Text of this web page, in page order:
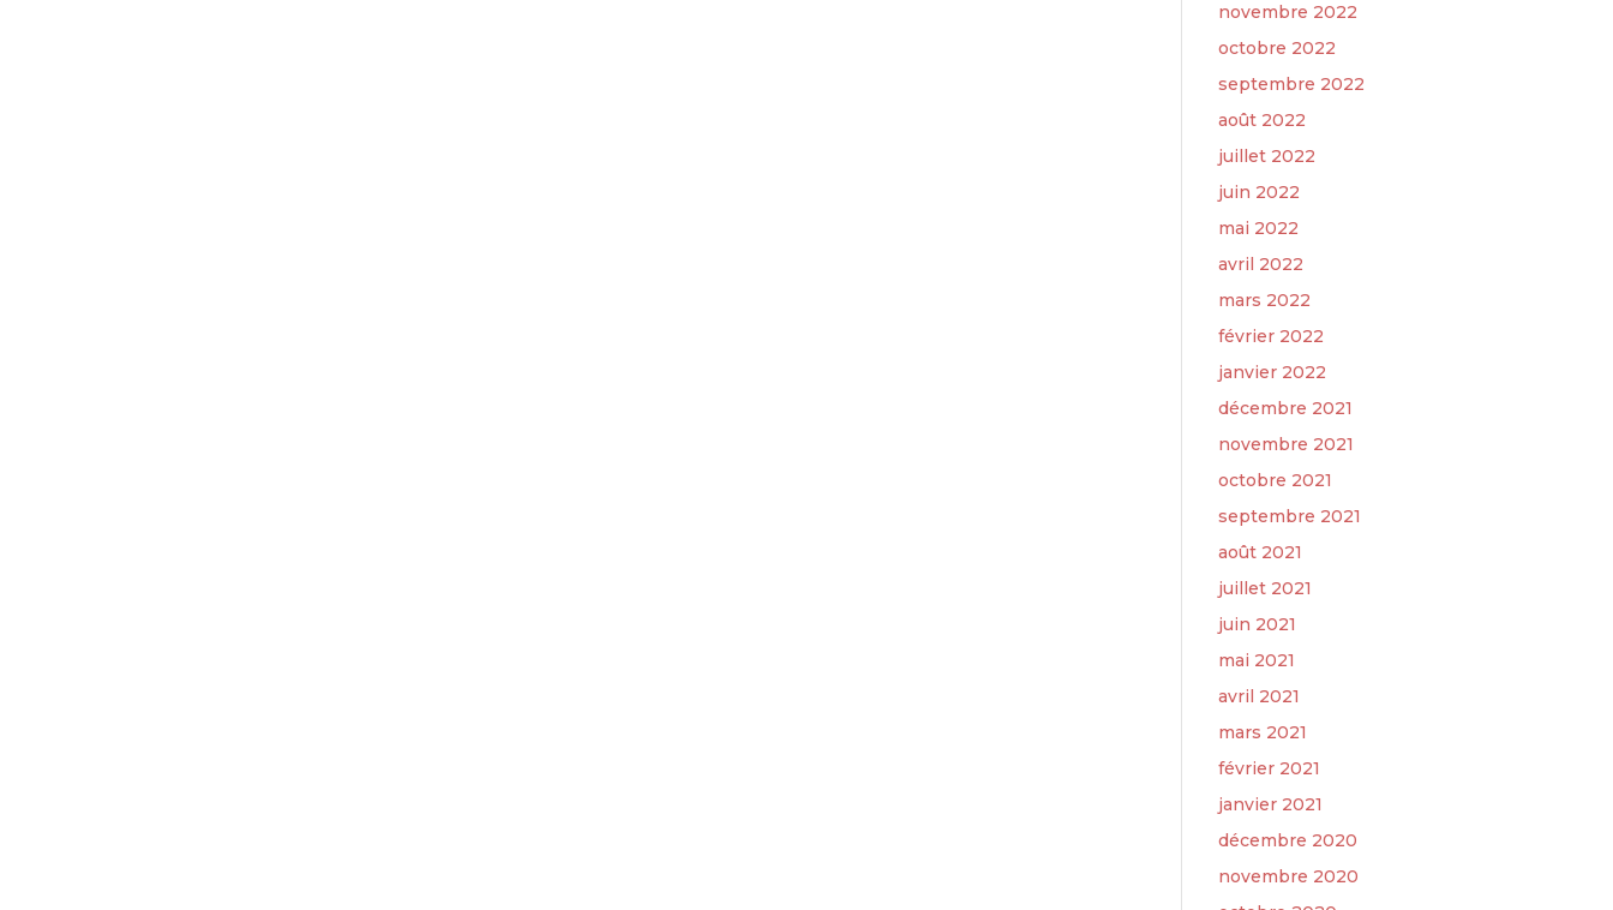
novembre 2022
octobre 2022
septembre 2022
août 2022
juillet 2022
juin 2022
mai 2022
avril 2022
mars 2022
février 2022
janvier 2022
décembre 2021
novembre 2021
octobre 2021
septembre 2021
août 2021
juillet 2021
juin 2021
mai 2021
avril 2021
mars 2021
février 2021
janvier 2021
décembre 2020
novembre 2020